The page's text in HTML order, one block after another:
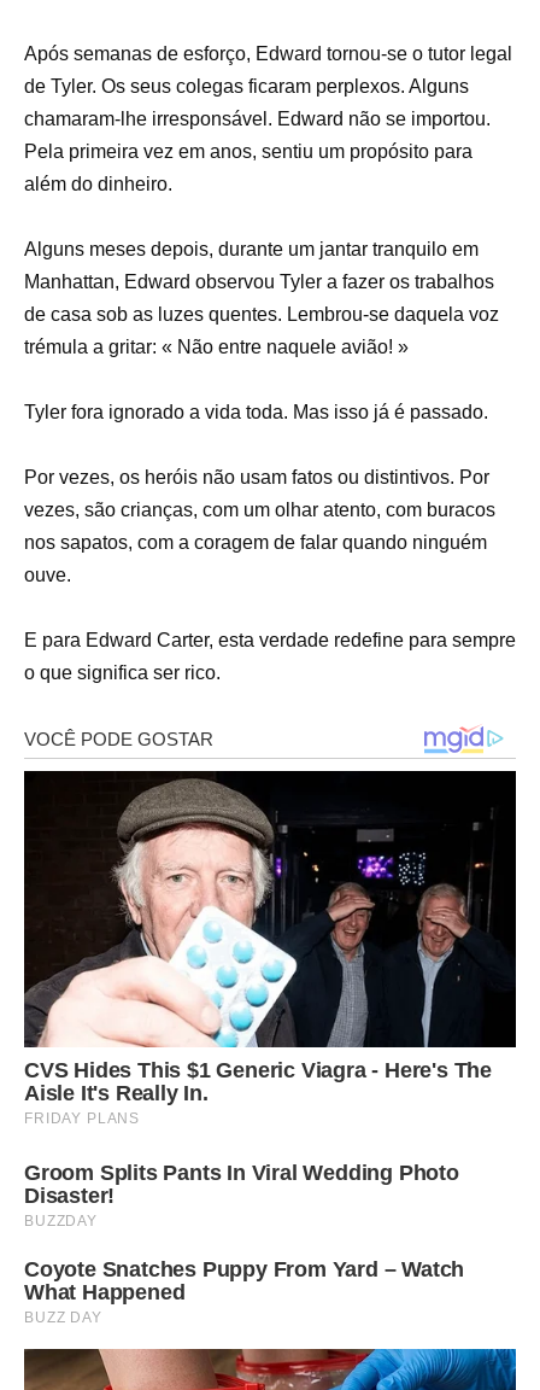
Após semanas de esforço, Edward tornou-se o tutor legal
de Tyler. Os seus colegas ficaram perplexos. Alguns
chamaram-lhe irresponsável. Edward não se importou.
Pela primeira vez em anos, sentiu um propósito para
além do dinheiro.
Alguns meses depois, durante um jantar tranquilo em
Manhattan, Edward observou Tyler a fazer os trabalhos
de casa sob as luzes quentes. Lembrou-se daquela voz
trémula a gritar: « Não entre naquele avião! »
Tyler fora ignorado a vida toda. Mas isso já é passado.
Por vezes, os heróis não usam fatos ou distintivos. Por
vezes, são crianças, com um olhar atento, com buracos
nos sapatos, com a coragem de falar quando ninguém
ouve.
E para Edward Carter, esta verdade redefine para sempre
o que significa ser rico.